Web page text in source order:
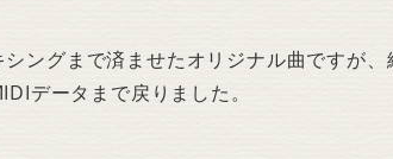
ングまで済ませたオリジナル曲ですが
データまで戻りました。